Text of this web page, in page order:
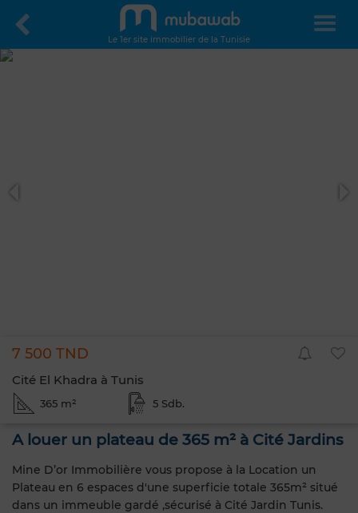
Le 1er site immobilier de la Tunisie
7 500 TND
Cité El Khadra à Tunis
365 m² 5 Sdb.
A louer un plateau de 365 m² à Cité Jardins
Mine D’or Immobilière vous propose à la Location un
Plateau en 6 espaces d'une superficie totale 365m² situé
dans un immeuble gardé ,sécurisé à Cité Jardin Tunis.